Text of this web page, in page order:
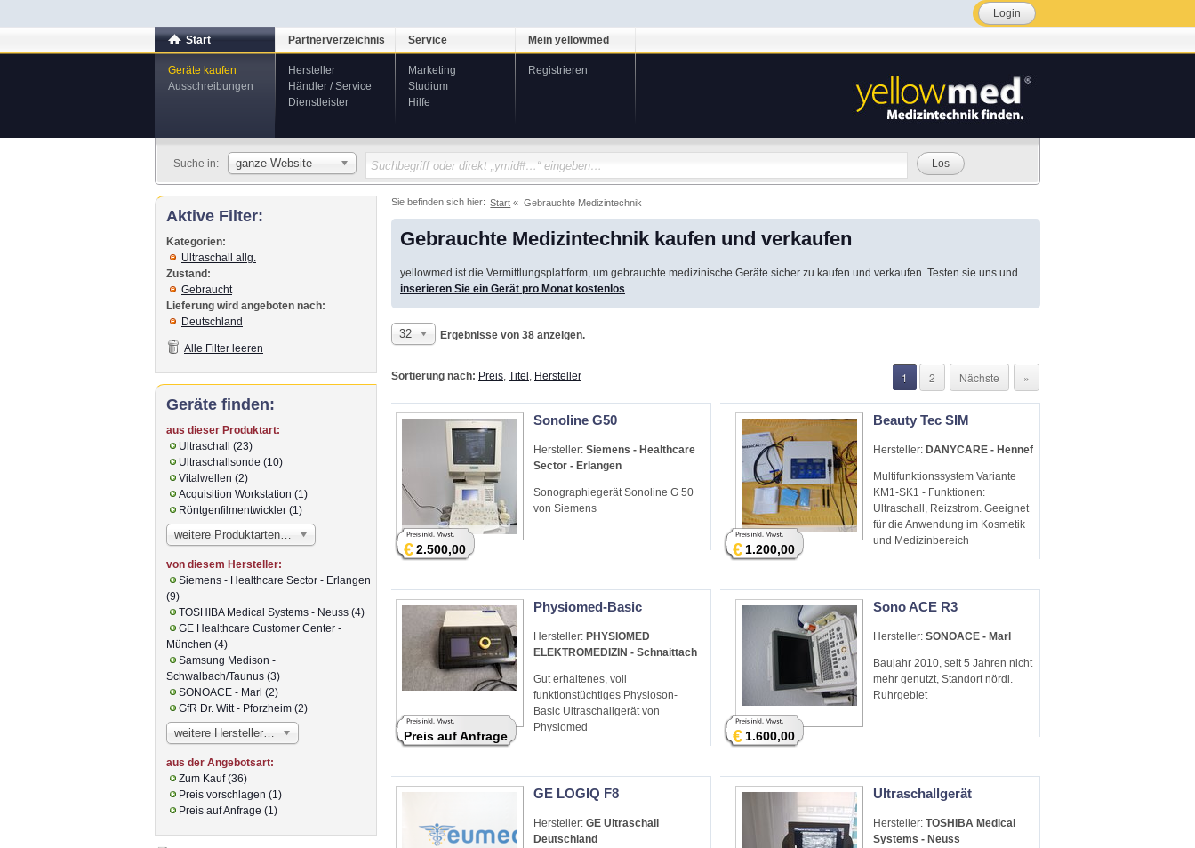
Login
Start
Geräte kaufen
Ausschreibungen
Partnerverzeichnis
Hersteller
Händler / Service
Dienstleister
Service
Marketing
Studium
Hilfe
Mein yellowmed
Registrieren
Suche in: ganze Website Los
Sie befinden sich hier: Start Gebrauchte Medizintechnik
Gebrauchte Medizintechnik kaufen und verkaufen
yellowmed ist die Vermittlungsplattform, um gebrauchte medizinische Geräte sicher zu kaufen und verkaufen. Testen sie uns und
inserieren Sie ein Gerät pro Monat kostenlos
32 Ergebnisse von 38 anzeigen.
Sortierung nach: Preis Titel Hersteller 1 2 Nächste »
Sonoline G50
Hersteller: Siemens - Healthcare
Sector - Erlangen
Sonographiegerät Sonoline G 50
von Siemens
€2.500,00
Beauty Tec SIM
Hersteller: DANYCARE - Hennef
Multifunktionssystem Variante
KM1-SK1 - Funktionen:
Ultraschall, Reizstrom. Geeignet
für die Anwendung im Kosmetik
und Medizinbereich
€1.200,00
Physiomed-Basic
Hersteller: PHYSIOMED
ELEKTROMEDIZIN - Schnaittach
Gut erhaltenes, voll
funktionstüchtiges Physioson-
Basic Ultraschallgerät von
Physiomed
Preis auf Anfrage
Sono ACE R3
Hersteller: SONOACE - Marl
Baujahr 2010, seit 5 Jahren nicht
mehr genutzt, Standort nördl.
Ruhrgebiet
€1.600,00
GE LOGIQ F8
Hersteller: GE Ultraschall
Deutschland
Ultraschallgerät
Hersteller: TOSHIBA Medical
Systems - Neuss
Aktive Filter:
Kategorien:
Ultraschall allg.
Zustand:
Gebraucht
Lieferung wird angeboten nach:
Deutschland
Alle Filter leeren
Geräte finden:
aus dieser Produktart:
Ultraschall (23)
Ultraschallsonde (10)
Vitalwellen (2)
Acquisition Workstation (1)
Röntgenfilmentwickler (1)
weitere Produktarten…
von diesem Hersteller:
Siemens - Healthcare Sector - Erlangen
(9)
TOSHIBA Medical Systems - Neuss (4)
GE Healthcare Customer Center -
München (4)
Samsung Medison -
Schwalbach/Taunus (3)
SONOACE - Marl (2)
GfR Dr. Witt - Pforzheim (2)
weitere Hersteller…
aus der Angebotsart:
Zum Kauf (36)
Preis vorschlagen (1)
Preis auf Anfrage (1)